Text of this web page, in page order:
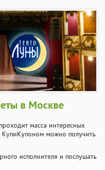
в Москве
масса интересных
КупиКупоном можно получить
исполнителя и послушать